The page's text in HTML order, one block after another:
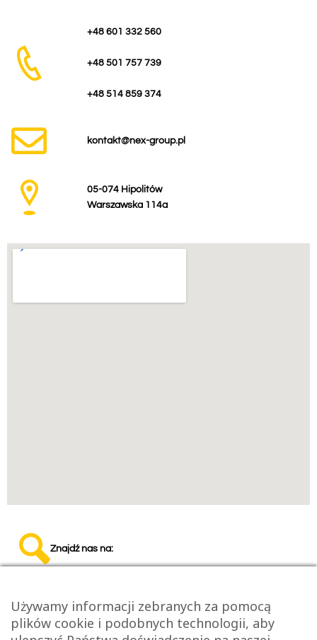
+48 601 332 560
+48 501 757 739
+48 514 859 374
kontakt@nex-group.pl
05-074 Hipolitów
Warszawska 114a
Znajdź nas na:
Używamy informacji zebranych za pomocą
plików cookie i podobnych technologii, aby